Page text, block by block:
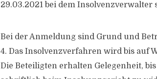
29.03.2021 bei dem
Bei der Anmeldung sind Grund und
4. Das Insolvenzverfahren wird bis auf
Die Beteiligten erhalten Gelegenheit,